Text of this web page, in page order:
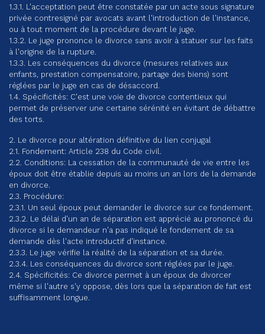
1.3.1. L'acceptation peut être constatée par un acte sous signature
privée contresigné par avocats avant l'introduction de l'instance,
ou à tout moment de la procédure devant le juge.
1.3.2. Le juge prononce le divorce sans avoir à statuer sur les faits
à l'origine de la rupture.
1.3.3. Les conséquences du divorce (mesures relatives aux
enfants, prestation compensatoire, partage des biens) sont
réglées par le juge en cas de désaccord.
1.4. Spécificités: C'est une voie de divorce contentieux qui
permet de préserver une certaine sérénité en évitant de débattre
des torts.
2. Le divorce pour altération définitive du lien conjugal
2.1. Fondement: Article 238 du Code civil.
2.2. Conditions: La cessation de la communauté de vie entre les
époux doit être établie depuis au moins un an lors de la demande
en divorce.
2.3. Procédure:
2.3.1. Un seul époux peut demander le divorce sur ce fondement.
2.3.2. Le délai d'un an de séparation est apprécié au prononcé du
divorce si le demandeur n'a pas indiqué le fondement de sa
demande dès l'acte introductif d'instance.
2.3.3. Le juge vérifie la réalité de la séparation et sa durée.
2.3.4. Les conséquences du divorce sont réglées par le juge.
2.4. Spécificités: Ce divorce permet à un époux de divorcer
même si l'autre s'y oppose, dès lors que la séparation de fait est
suffisamment longue.